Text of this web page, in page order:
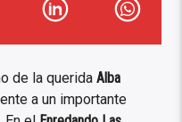
de la queridaAlba
a un importante